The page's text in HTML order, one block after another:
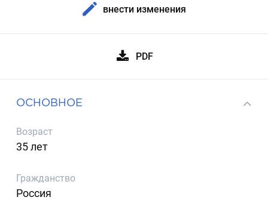
внести изменения
PDF
ОСНОВНОЕ
Возраст
35 лет
Гражданство
Россия